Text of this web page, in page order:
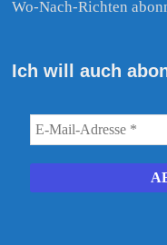
Wo-Nach-Richten
Ich will auch